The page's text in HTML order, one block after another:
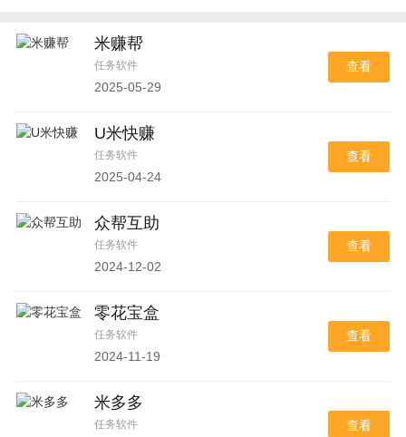
米赚帮
任务软件
2025-05-29
查看
U米快赚
任务软件
2025-04-24
查看
众帮互助
任务软件
2024-12-02
查看
零花宝盒
任务软件
2024-11-19
查看
米多多
任务软件 查看